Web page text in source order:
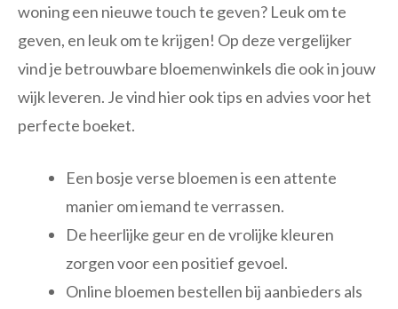
woning een nieuwe touch te geven? Leuk om te
geven, en leuk om te krijgen! Op deze vergelijker
vind je betrouwbare bloemenwinkels die ook in jouw
wijk leveren. Je vind hier ook tips en advies voor het
perfecte boeket.
Een bosje verse bloemen is een attente
manier om iemand te verrassen.
De heerlijke geur en de vrolijke kleuren
zorgen voor een positief gevoel.
Online bloemen bestellen bij aanbieders als